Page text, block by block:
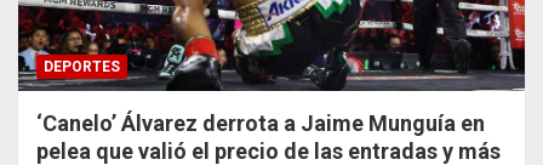
DEPORTES
‘Canelo’ Álvarez derrota a Jaime Munguía en
pelea que valió el precio de las entradas y más